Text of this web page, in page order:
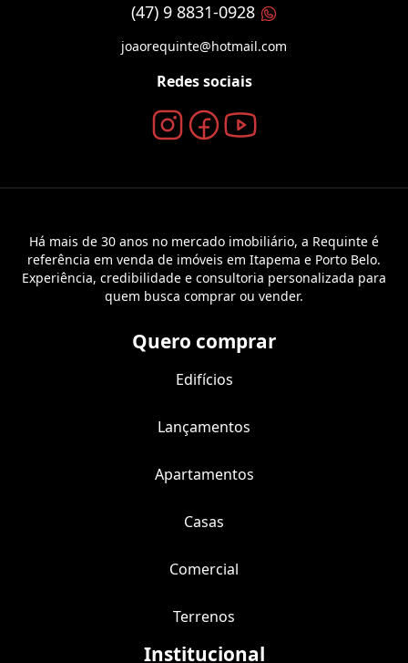
(47) 9 8831-0928
joaorequinte@hotmail.com
Redes sociais
Há mais de 30 anos no mercado imobiliário, a Requinte é
referência em venda de imóveis em Itapema e Porto Belo.
Experiência, credibilidade e consultoria personalizada para
quem busca comprar ou vender.
Quero comprar
Edifícios
Lançamentos
Apartamentos
Casas
Comercial
Terrenos
Institucional